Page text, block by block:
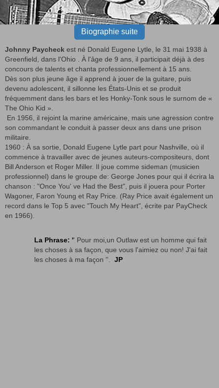
Biographie suite
Johnny Paycheck est né Donald Eugene Lytle, le 31 mai 1938 à
Greenfield, dans l'Ohio . À l'âge de 9 ans, il participait déjà à des
concours de talents et chanta professionnellement à 15 ans.
Dès son plus jeune âge il apprend à jouer de la guitare, puis
devenu adolescent, il sillonne les États-Unis et se produit
fréquemment dans les bars et les Honky-Tonk sous le surnom de «
The Ohio Kid ».
En 1956, il rejoint la marine américaine, mais une agression contre
son commandant le conduit à passer deux ans dans une prison
militaire.
1960 : À sa sortie, Donald Eugene Lytle part pour Nashville, où il
commence à travailler avec de jeunes auteurs-compositeurs, dont
Bill Anderson et Roger Miller. Il joue comme sideman (musicien
professionnel) dans le groupe de: George Jones pour qui il écrira la
chanson : "Once You' ve Had the Best", puis il jouera pour Porter
Wagoner, Faron Young et Ray Price. (Ray Price avait également un
record dans le Top 5 avec "Touch My Heart", écrite par PayCheck
en 1966).
La Phrase: '' Pour moi,un Outlaw est un homme qui fait
les choses à sa façon, que vous l'aimiez ou non! J'ai fait
les choses à ma façon ''.
JP